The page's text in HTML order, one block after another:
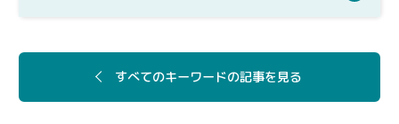
すべてのキーワードの記事を見る